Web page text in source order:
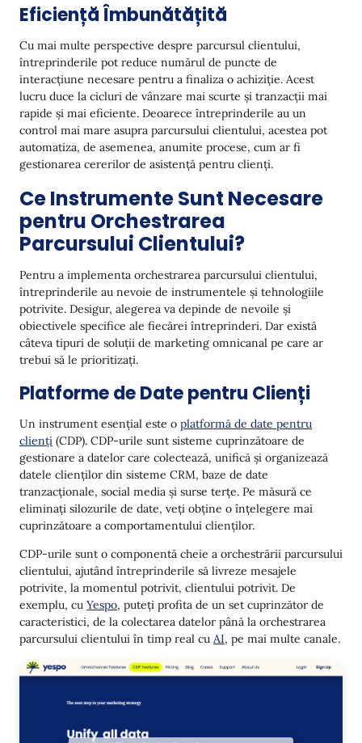
Eficiență Îmbunătățită
Cu mai multe perspective despre parcursul clientului,
întreprinderile pot reduce numărul de puncte de
interacțiune necesare pentru a finaliza o achiziție. Acest
lucru duce la cicluri de vânzare mai scurte și tranzacții mai
rapide și mai eficiente. Deoarece întreprinderile au un
control mai mare asupra parcursului clientului, acestea pot
automatiza, de asemenea, anumite procese, cum ar fi
gestionarea cererilor de asistență pentru clienți.
Ce Instrumente Sunt Necesare
pentru Orchestrarea
Parcursului Clientului?
Pentru a implementa orchestrarea parcursului clientului,
întreprinderile au nevoie de instrumentele și tehnologiile
potrivite. Desigur, alegerea va depinde de nevoile și
obiectivele specifice ale fiecărei întreprinderi. Dar există
câteva tipuri de soluții de marketing omnicanal pe care ar
trebui să le prioritizați.
Platforme de Date pentru Clienți
Un instrument esențial este o platformă de date pentru
clienți (CDP). CDP-urile sunt sisteme cuprinzătoare de
gestionare a datelor care colectează, unifică și organizează
datele clienților din sisteme CRM, baze de date
tranzacționale, social media și surse terțe. Pe măsură ce
eliminați silozurile de date, veți obține o înțelegere mai
cuprinzătoare a comportamentului clienților.
CDP-urile sunt o componentă cheie a orchestrării parcursului
clientului, ajutând întreprinderile să livreze mesajele
potrivite, la momentul potrivit, clientului potrivit. De
exemplu, cu Yespo, puteți profita de un set cuprinzător de
caracteristici, de la colectarea datelor până la orchestrarea
parcursului clientului în timp real cu AI, pe mai multe canale.